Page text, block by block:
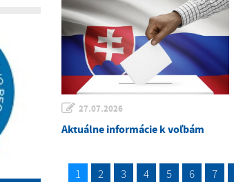
27.07.2026
Aktuálne informácie k voľbám
1 2 3 4 5 6 7